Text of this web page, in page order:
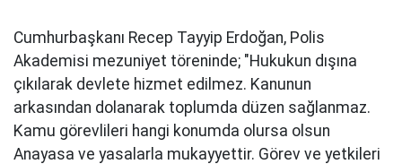
Cumhurbaşkanı Recep Tayyip Erdoğan, Polis
Akademisi mezuniyet töreninde; "Hukukun dışına
çıkılarak devlete hizmet edilmez. Kanunun
arkasından dolanarak toplumda düzen sağlanmaz.
Kamu görevlileri hangi konumda olursa olsun
Anayasa ve yasalarla mukayyettir. Görev ve yetkileri